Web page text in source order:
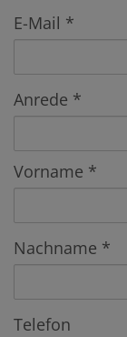
E-Mail
Anrede
Vorname
Nachname
Telefon